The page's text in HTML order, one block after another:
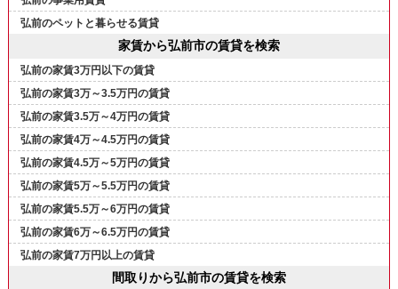
弘前のペットと暮らせる賃貸
家賃から弘前市の賃貸を検索
弘前の家賃3万円以下の賃貸
弘前の家賃3万～3.5万円の賃貸
弘前の家賃3.5万～4万円の賃貸
弘前の家賃4万～4.5万円の賃貸
弘前の家賃4.5万～5万円の賃貸
弘前の家賃5万～5.5万円の賃貸
弘前の家賃5.5万～6万円の賃貸
弘前の家賃6万～6.5万円の賃貸
弘前の家賃7万円以上の賃貸
間取りから弘前市の賃貸を検索